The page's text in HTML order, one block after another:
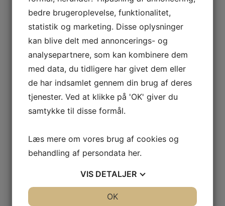
fortovet sammen med de mennesker, der bor i den
by, hvor vi bor. Man kan ikke tage en central
beslutning, heller ikke på Christiansborg, om at vi fra
Tønder til Frederikshavn arbejder recoveryorienteret.
Recovery er relationel og relationelt betinget. Det
betyder, at man ikke kan hjælpe et andet menneske
uden at sætte sig ind i en relation og i
vedkommendes situation.«
Vis mig hele interviewet !
Del dette med...
Nyeste indlæg
Foråret 2026: Formandskabet opdaterer
bedre brugeroplevelse, funktionalitet,
statistik og marketing. Disse oplysninger
kan blive delt med annoncerings- og
analysepartnere, som kan kombinere dem
med data, du tidligere har givet dem eller
de har indsamlet gennem din brug af deres
tjenester. Ved at klikke på 'OK' giver du
samtykke til disse formål.
Læs mere om vores brug af cookies og
behandling af persondata her.
VIS DETALJER
OK